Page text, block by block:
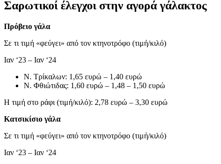
Σαρωτικοί έλεγχοι στην αγορά γάλακτος
Πρόβειο γάλα
Σε τι τιμή «φεύγει» από τον κτηνοτρόφο (τιμή/κιλό)
Ιαν ‘23 – Ιαν ‘24
Ν. Τρίκαλων: 1,65 ευρώ – 1,40 ευρώ
Ν. Φθιώτιδας: 1,60 ευρώ – 1,48 – 1,50 ευρώ
Η τιμή στο ράφι (τιμή/κιλό): 2,78 ευρώ – 3,30 ευρώ
Κατσικίσιο γάλα
Σε τι τιμή «φεύγει» από τον κτηνοτρόφο (τιμή/κιλό)
Ιαν ‘23 – Ιαν ‘24